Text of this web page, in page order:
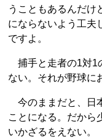
うこともあるんだけ
にならないよう工夫
ですよ。
捕手と走者の1対1
ない。それが野球に
今のままだと、日
ことになる。だから
いかざるをえない。